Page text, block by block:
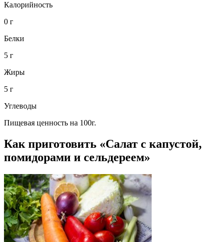
Калорийность
0 г
Белки
5 г
Жиры
5 г
Углеводы
Пищевая ценность на 100г.
Как приготовить «Салат с капустой,
помидорами и сельдереем»